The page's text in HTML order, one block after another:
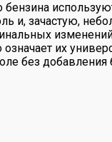
и, зачастую,
их
без